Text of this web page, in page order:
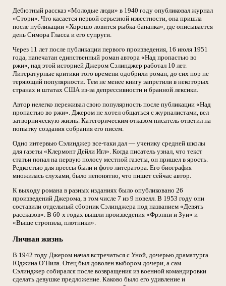
Дебютный рассказ «Молодые люди» в 1940 году опубликовал журнал
«Стори». Что касается первой серьезной известности, она пришла
после публикации «Хорошо ловится рыбка-бананка», где описывается
день Симора Гласса и его супруги.
Через 11 лет после публикации первого произведения, 16 июля 1951
года, напечатан единственный роман автора «Над пропастью во
ржи», над этой историей Джером Сэлинджер работал 10 лет.
Литературные критики того времени одобрили роман, до сих пор не
теряющий популярности. Тем не менее книгу запретили в некоторых
странах и штатах США из-за депрессивности и бранной лексики.
Автор нелегко переживал свою популярность после публикации «Над
пропастью во ржи». Джером не хотел общаться с журналистами, вел
затворническую жизнь. Категорическим отказом писатель ответил на
попытку создания собрания его писем.
Одно интервью Сэлинджер все-таки дал — ученику средней школы
для газеты «Клермонт Дейли Игл». Когда писатель узнал, что текст
статьи попал на первую полосу местной газеты, он пришел в ярость.
Редкостью для прессы были и фото литератора. Его биография
множилась слухами, было непонятно, что пишет сейчас автор.
К выходу романа в разных изданиях было опубликовано 26
произведений Джерома, в том числе 7 из 9 новелл. В 1953 году они
составили отдельный сборник Сэлинджера под названием «Девять
рассказов». В 60-х годах вышли произведения «Фрэнни и Зуи» и
«Выше стропила, плотники».
Личная жизнь
В 1942 году Джером начал встречаться с Уной, дочерью драматурга
Юджина О’Нила. Отец был доволен выбором дочери, а сам
Сэлинджер собирался после возвращения из военной командировки
сделать девушке предложение. Каково было его удивление и